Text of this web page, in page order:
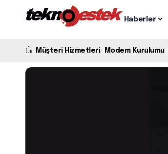
Haberler
Müşteri Hizmetleri Modem Kurulumu